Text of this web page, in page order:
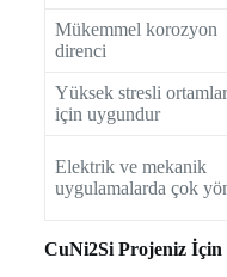
Mükemmel korozyon
direnci
Yüksek stresli ortamlar
için uygundur
Elektrik ve mekanik
uygulamalarda çok
CuNi2Si Projeniz İçin